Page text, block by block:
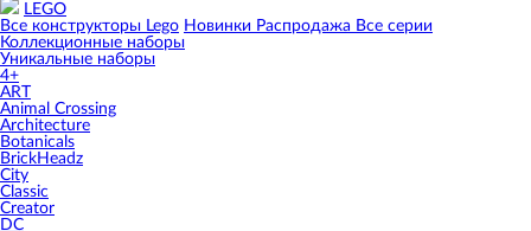
LEGO
Все конструкторы Lego Новинки Распродажа Все серии
Коллекционные наборы
Уникальные наборы
4+
ART
Animal Crossing
Architecture
Botanicals
BrickHeadz
City
Classic
Creator
DC